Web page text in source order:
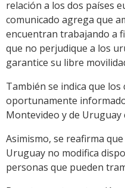
relación a los dos países
comunicado agrega que
encuentran trabajando a
que no perjudique a los
garantice su libre
También se indica que
oportunamente
Montevideo y de Uruguay
Asimismo, se reafirma
Uruguay no modifica
personas que pueden